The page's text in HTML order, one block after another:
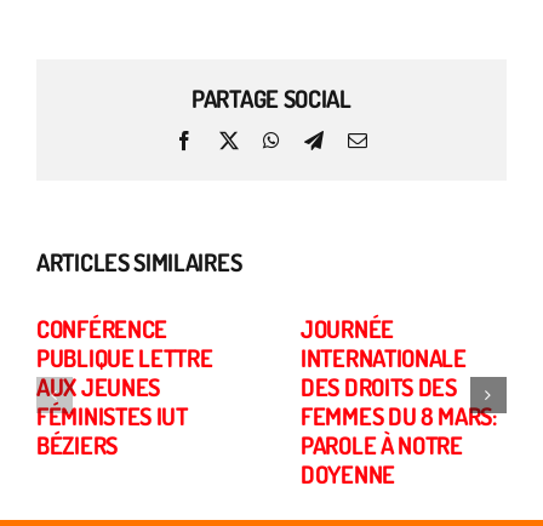
PARTAGE SOCIAL
Facebook
X WhatsApp
TelegramEmail
ARTICLES SIMILAIRES
CONFÉRENCE
PUBLIQUE LETTRE
AUX JEUNES
FÉMINISTES IUT
BÉZIERS
JOURNÉE
INTERNATIONALE
DES DROITS DES
FEMMES DU 8 MARS:
PAROLE À NOTRE
DOYENNE